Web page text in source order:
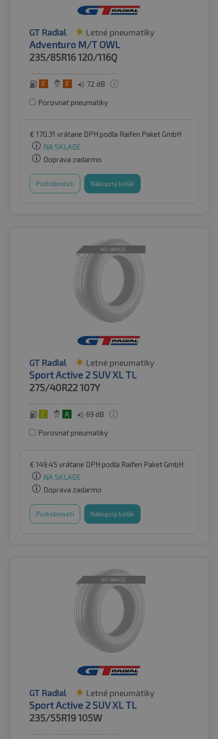
GT Radial Letné pneumatiky
Adventuro M/T OWL
235/85R16120/116Q
F F 72 dB
Porovnať pneumatiky
€ 170.31 vrátane DPH podľa Raifen Paket GmbH
NA SKLADE
Doprava zadarmo
Podrobnosti Nákupný košík
GT Radial Letné pneumatiky
Sport Active 2 SUV XL TL
275/40R22107Y
C A 69 dB
Porovnať pneumatiky
€ 149.45 vrátane DPH podľa Raifen Paket GmbH
NA SKLADE
Doprava zadarmo
Podrobnosti Nákupný košík
GT Radial Letné pneumatiky
Sport Active 2 SUV XL TL
235/55R19105W